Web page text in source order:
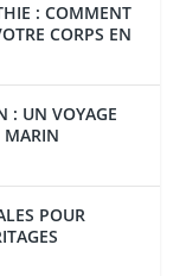
: COMMENT
CORPS EN
: UN VOYAGE
POUR